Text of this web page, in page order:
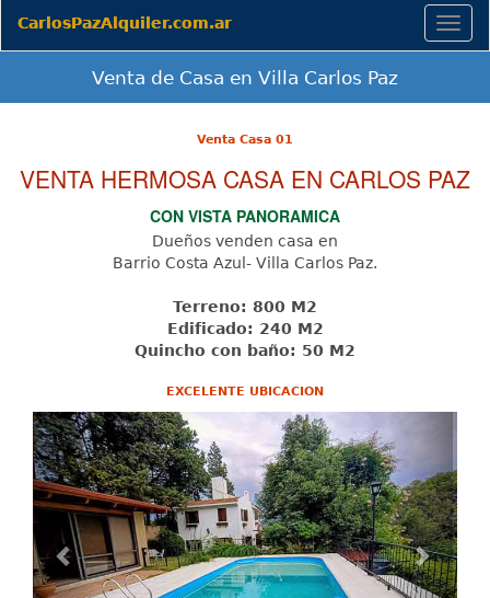
CarlosPazAlquiler.com.ar
Venta de Casa en Villa Carlos Paz
Venta Casa 01
VENTA HERMOSA CASA EN CARLOS PAZ
CON VISTA PANORAMICA
Dueños venden casa en
Barrio Costa Azul- Villa Carlos Paz.
Terreno: 800 M2
Edificado: 240 M2
Quincho con baño: 50 M2
EXCELENTE UBICACION
Previous